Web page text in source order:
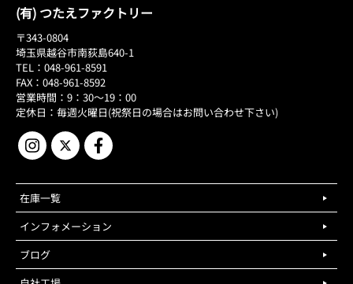
(有) つたえファクトリー
〒343-0804
埼玉県越谷市南荻島640-1
TEL：048-961-8591
FAX：048-961-8592
営業時間：9：30～19：00
定休日：毎週火曜日(祝祭日の場合はお問い合わせ下さい)
在庫一覧
インフォメーション
ブログ